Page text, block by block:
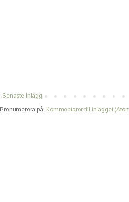
Senaste inlägg
Prenumerera på: Kommentarer till inlägget